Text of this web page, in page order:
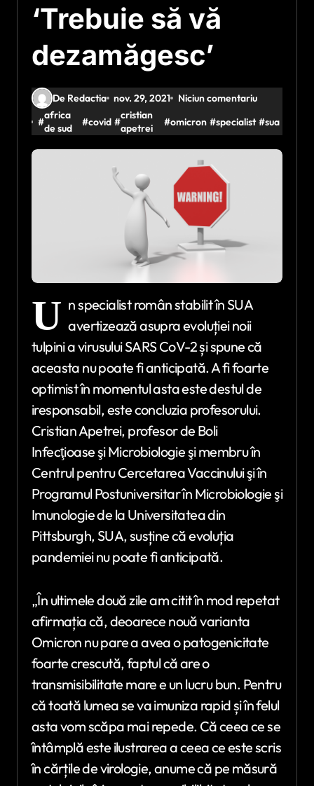
‘Trebuie să vă
dezamăgesc’
De Redactia nov. 29, 2021
Niciun comentariu
#
africa
de sud
#covid #
cristian
apetrei
#omicron #specialist #sua
U n specialist român stabilit în SUA
avertizează asupra evoluției noii
tulpini a virusului SARS CoV-2 și spune că
aceasta nu poate fi anticipată. A fi foarte
optimist în momentul asta este destul de
iresponsabil, este concluzia profesorului.
Cristian Apetrei, profesor de Boli
Infecţioase şi Microbiologie şi membru în
Centrul pentru Cercetarea Vaccinului şi în
Programul Postuniversitar în Microbiologie şi
Imunologie de la Universitatea din
Pittsburgh, SUA, susține că evoluția
pandemiei nu poate fi anticipată.
„În ultimele două zile am citit în mod repetat
afirmația că, deoarece nouă varianta
Omicron nu pare a avea o patogenicitate
foarte crescută, faptul că are o
transmisibilitate mare e un lucru bun. Pentru
că toată lumea se va imuniza rapid și în felul
asta vom scăpa mai repede. Că ceea ce se
întâmplă este ilustrarea a ceea ce este scris
în cărțile de virologie, anume că pe măsură